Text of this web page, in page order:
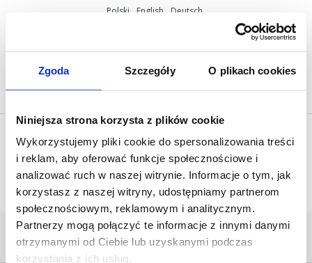
Zgoda Szczegóły O plikach cookies
Niniejsza strona korzysta z plików cookie
Wykorzystujemy pliki cookie do spersonalizowania treści
i reklam, aby oferować funkcje społecznościowe i
analizować ruch w naszej witrynie. Informacje o tym, jak
korzystasz z naszej witryny, udostępniamy partnerom
społecznościowym, reklamowym i analitycznym.
Partnerzy mogą połączyć te informacje z innymi danymi
otrzymanymi od Ciebie lub uzyskanymi podczas
korzystania z ich usług.
Polski English Deutsch
+48 61 825 81 11
info@mobilus.pl
PRO_026
Home/Mobilus M45 M NHK/pro_026